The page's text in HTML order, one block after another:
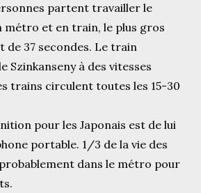
partent travailler le
métro et en train, le plus gros
37 secondes. Le train
Szinkanseny à des vitesses
trains circulent toutes les 15-30
pour les Japonais est de lui
portable. 1/3 de la vie des
dans le métro pour